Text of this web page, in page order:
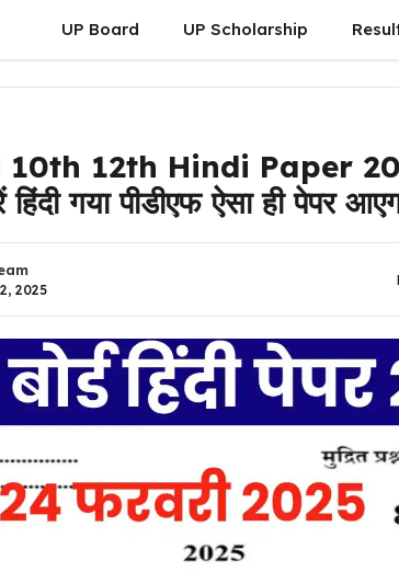
UP Board UP Scholarship
10th 12th Hindi Paper
गया पीडीएफ ऐसा ही पेपर
2025